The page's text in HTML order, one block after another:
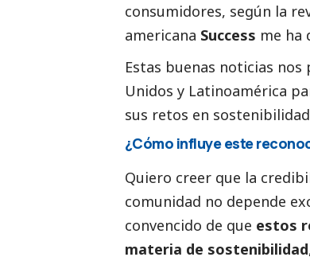
consumidores, según la
americana Success me ha
Estas buenas noticias nos
Unidos y Latinoamérica
sus retos en
¿Cómo influye este
Quiero creer que la
comunidad no depende
convencido de que estos
materia de sostenibilidad